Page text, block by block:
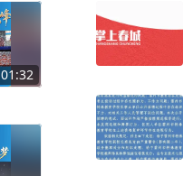
01:32